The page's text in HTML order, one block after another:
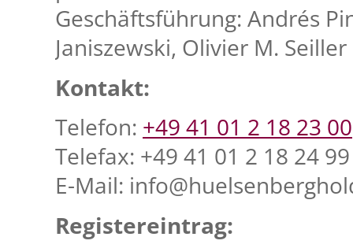
Geschäftsführung: Andrés
Janiszewski, Olivier M. Seiller
Kontakt:
Telefon: +49 41 01 2 18 23 00
Telefax: +49 41 01 2 18 24 99
E-Mail:
Registereintrag: